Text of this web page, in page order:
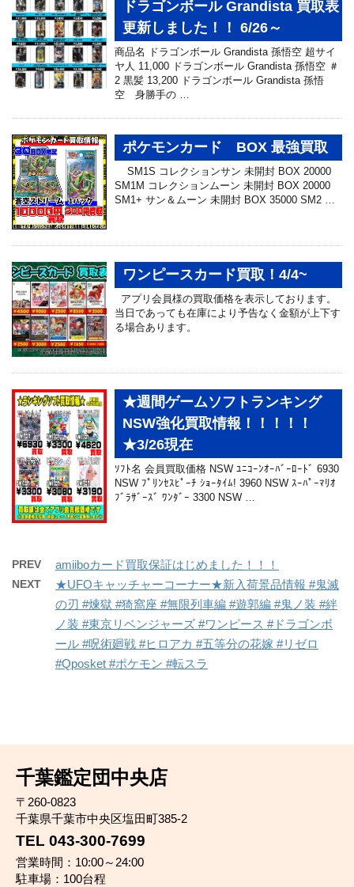
ドラゴンボール Grandista 買取表
更新しました！！ 6/26～
商品名 ドラゴンボール Grandista 孫悟空 超サイ
ヤ人 11,000 ドラゴンボール Grandista 孫悟空 ＃
2 黒髪 13,200 ドラゴンボール Grandista 孫悟
空 身勝手の …
ポケモンカード BOX 最強買取
SM1S コレクションサン 未開封 BOX 20000
SM1M コレクションムーン 未開封 BOX 20000
SM1+ サン＆ムーン 未開封 BOX 35000 SM2 …
ワンピースカード買取！4/4~
アプリ会員様の買取価格を表示しております。
当日であっても在庫により予告なく金額が上下す
る場合あります。
★週間ゲームソフトランキング
NSW強化買取情報！！！！！
★3/26現在
ｿﾌﾄ名 会員買取価格 NSW ﾕﾆｺｰﾝｵｰﾊﾞｰﾛｰﾄﾞ 6930
NSW ﾌﾟﾘﾝｾｽﾋﾟｰﾁ ｼｮｰﾀｲﾑ! 3960 NSW ｽｰﾊﾟｰﾏﾘｵ
ﾌﾞﾗｻﾞｰｽﾞ ﾜﾝﾀﾞｰ 3300 NSW …
PREV amiiboカード買取保証はじめました！！！
NEXT
★UFOキャッチャーコーナー★新入荷景品情報 #鬼滅
の刃 #煉獄 #猗窩座 #無限列車編 #遊郭編 #鬼ノ装 #絆
ノ装 #東京リベンジャーズ #ワンピース #ドラゴンボ
ール #呪術廻戦 #ヒロアカ #五等分の花嫁 #リゼロ
#Qposket #ポケモン #転スラ
千葉鑑定団中央店
〒260-0823
千葉県千葉市中央区塩田町385-2
TEL 043-300-7699
営業時間：10:00～24:00
駐車場：100台程